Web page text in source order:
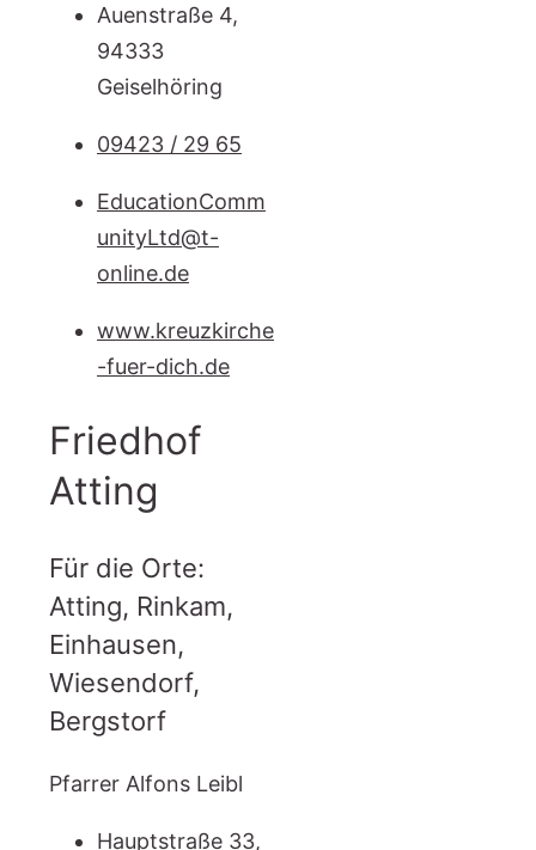
Auenstraße 4,
94333
Geiselhöring
09423 / 29 65
EducationComm
unityLtd@t-
online.de
www.kreuzkirche
-fuer-dich.de
Friedhof
Atting
Für die Orte:
Atting, Rinkam,
Einhausen,
Wiesendorf,
Bergstorf
Pfarrer Alfons Leibl
Hauptstraße 33,